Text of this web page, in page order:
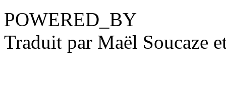
POWERED_BY
Traduit par Maël Soucaze